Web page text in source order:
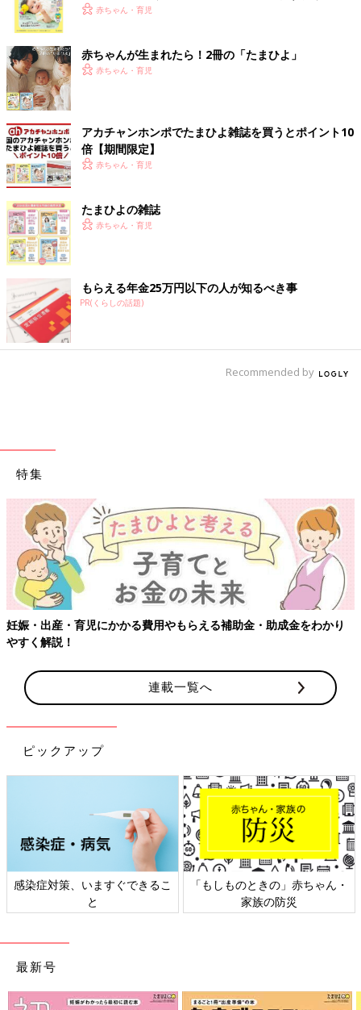
しまったために苦しがっているのかなと思ったら、夜でも急いで
受診しましょう。
もうすぐ節分が来ます。今年こそ誤えん事故なく過ごせますよう
に。
文・監修／太田文夫先生
構成／たまひよONLINE編集部
もの命を守るために誤飲・誤えん事故に
気をつけて【小児科医】
赤ちゃんが「やさいパン」という名称のカット
くで見守って誤飲・誤えんに注意をしてほし
い。とくに初めて食べるものは、ちゃんと飲み
いわれのある伝統的なイベントを経験することも大切かもしれま
せん。でも子どもの命を危険にさらすわけにはいきません。５歳
以下の子どもには小さくてかたい豆はNGです。小袋に入った豆
を使ってみる、殻つきの落花生で代用する、など工夫をしてみま
のコツ教えます【小
児科医】
科医】
く！ おっぱい・ミルクの基本と夏のトラブル 解決テ
赤ちゃん・育児
赤ちゃんが生まれたら！2冊の「たまひよ」
赤ちゃん・育児
アカチャンホンポでたまひよ雑誌を買うとポイント10
倍【期間限定】
赤ちゃん・育児
たまひよの雑誌
赤ちゃん・育児
もらえる年金25万円以下の人が知るべき事
PR(くらしの話題)
Recommended by
特集
妊娠・出産・育児にかかる費用やもらえる補助金・助成金をわかり
やすく解説！
連載一覧へ
ピックアップ
感染症対策、いますぐできるこ
と
「もしものときの」赤ちゃん・
家族の防災
最新号